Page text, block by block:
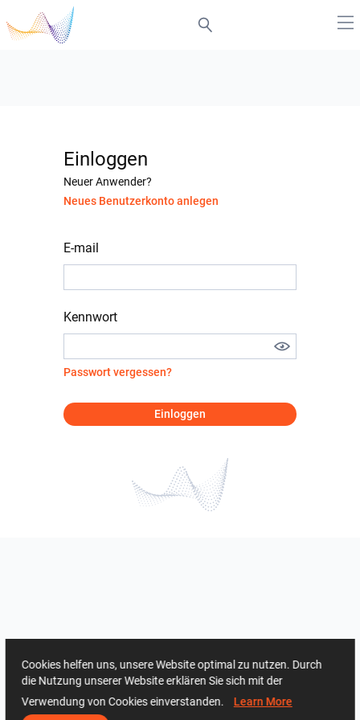
Einloggen
Neuer Anwender?
Neues Benutzerkonto anlegen
E-mail
Kennwort
Passwort vergessen?
Einloggen
Cookies helfen uns, unsere Website optimal zu nutzen. Durch
die Nutzung unserer Website erklären Sie sich mit der
Verwendung von Cookies einverstanden. Learn More